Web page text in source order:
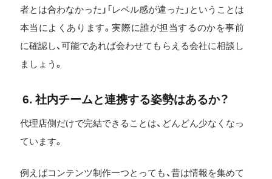
者とは合わなかった」「レベル感が違った」ということは
本当によくあります。実際に誰が担当するのかを事前
に確認し、可能であれば会わせてもらえる会社に相談し
ましょう。
6. 社内チームと連携する姿勢はあるか？
代理店側だけで完結できることは、どんどん少なくなっ
ています。
例えばコンテンツ制作一つとっても、昔は情報を集めて